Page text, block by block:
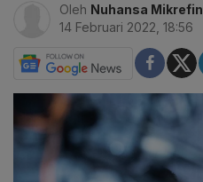
Oleh Nuhansa Mikrefin
14 Februari 2022, 18:56